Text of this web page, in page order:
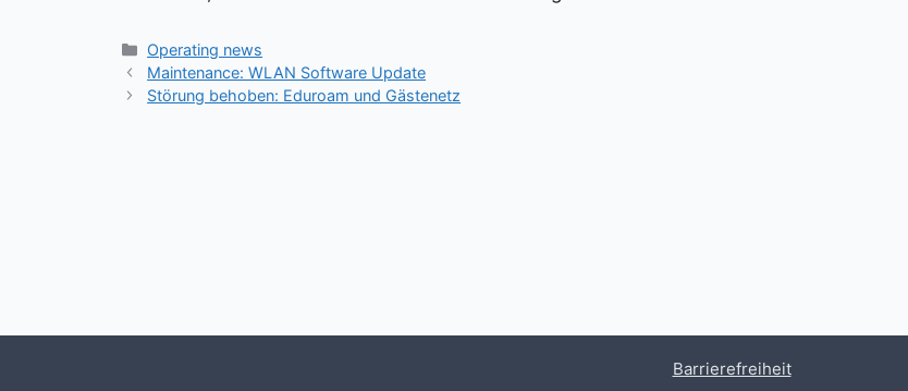
Kategorien
Operating news
Maintenance: WLAN Software Update
Störung behoben: Eduroam und Gästenetz
Barrierefreiheit